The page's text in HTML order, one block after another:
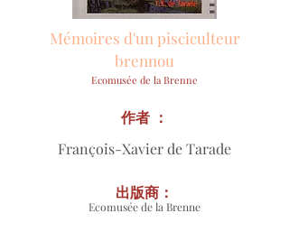
Mémoires d'un pisciculteur
brennou
Ecomusée de la Brenne
François-Xavier de Tarade
作者 ：
Ecomusée de la Brenne
出版商：